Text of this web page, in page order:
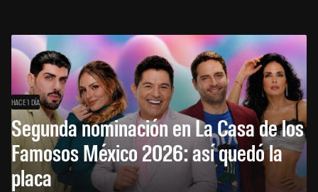
HACE 1 DÍA
Segunda nominación en La Casa de los
Famosos México 2026: así quedó la
placa